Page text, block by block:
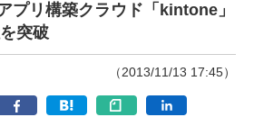
プリ構築クラウド「kintone」
突破
（2013/11/13 17:45）